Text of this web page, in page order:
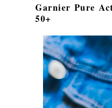
Garnier Pure
50+